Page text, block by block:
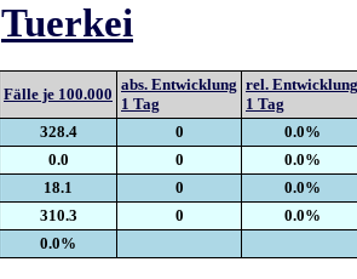
Tuerkei
Fälle je 100.000
abs. Entwicklung
1 Tag
rel. Entwicklung
1 Tag
328.4 0
0.0%
0.0 0
0.0%
18.1 0
0.0%
310.3 0
0.0%
0.0%